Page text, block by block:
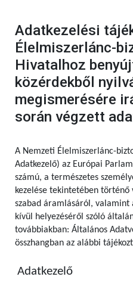
Adatkezelési
Élelmiszerlánc-
Hivatalhoz
közérdekből
megismerésére
során végzett
A Nemzeti Élelmiszerlánc-
Adatkezelő) az Európai
számú, a természetes
kezelése tekintetében
szabad áramlásáról,
kívül helyezéséről szóló
továbbiakban: Általános
összhangban az alábbi
Adatkezelő